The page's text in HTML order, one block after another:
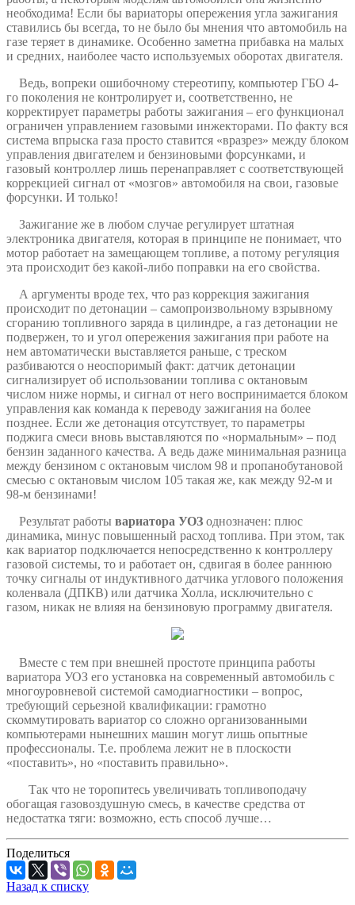
необходима! Если бы вариаторы опережения угла зажигания
ставились бы всегда, то не было бы мнения что автомобиль на
газе теряет в динамике. Особенно заметна прибавка на малых
и средних, наиболее часто используемых оборотах двигателя.
Ведь, вопреки ошибочному стереотипу, компьютер ГБО 4-
го поколения не контролирует и, соответственно, не
корректирует параметры работы зажигания – его функционал
ограничен управлением газовыми инжекторами. По факту вся
система впрыска газа просто ставится «вразрез» между блоком
управления двигателем и бензиновыми форсунками, и
газовый контроллер лишь перенаправляет с соответствующей
коррекцией сигнал от «мозгов» автомобиля на свои, газовые
форсунки. И только!
Зажигание же в любом случае регулирует штатная
электроника двигателя, которая в принципе не понимает, что
мотор работает на замещающем топливе, а потому регуляция
эта происходит без какой-либо поправки на его свойства.
А аргументы вроде тех, что раз коррекция зажигания
происходит по детонации – самопроизвольному взрывному
сгоранию топливного заряда в цилиндре, а газ детонации не
подвержен, то и угол опережения зажигания при работе на
нем автоматически выставляется раньше, с треском
разбиваются о неоспоримый факт: датчик детонации
сигнализирует об использовании топлива с октановым
числом ниже нормы, и сигнал от него воспринимается блоком
управления как команда к переводу зажигания на более
позднее. Если же детонация отсутствует, то параметры
поджига смеси вновь выставляются по «нормальным» – под
бензин заданного качества. А ведь даже минимальная разница
между бензином с октановым числом 98 и пропанобутановой
смесью с октановым числом 105 такая же, как между 92-м и
98-м бензинами!
Результат работы вариатора УОЗ однозначен: плюс
динамика, минус повышенный расход топлива. При этом, так
как вариатор подключается непосредственно к контроллеру
газовой системы, то и работает он, сдвигая в более раннюю
точку сигналы от индуктивного датчика углового положения
коленвала (ДПКВ) или датчика Холла, исключительно с
газом, никак не влияя на бензиновую программу двигателя.
Вместе с тем при внешней простоте принципа работы
вариатора УОЗ его установка на современный автомобиль с
многоуровневой системой самодиагностики – вопрос,
требующий серьезной квалификации: грамотно
скоммутировать вариатор со сложно организованными
компьютерами нынешних машин могут лишь опытные
профессионалы. Т.е. проблема лежит не в плоскости
«поставить», но «поставить правильно».
Так что не торопитесь увеличивать топливоподачу
обогащая газовоздушную смесь, в качестве средства от
недостатка тяги: возможно, есть способ лучше…
Поделиться
Назад к списку